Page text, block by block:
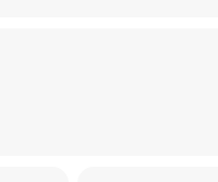
High-Tech-Startups